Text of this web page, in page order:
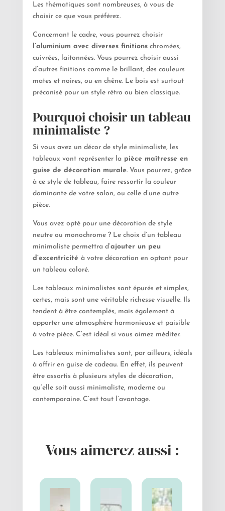
Les thématiques sont nombreuses, à vous de
choisir ce que vous préférez.
Concernant le cadre, vous pourrez choisir
’aluminium avec diverses finitionschromées,
cuivrées, laitonnées. Vous pourrez choisir aussi
d’autres finitions comme le brillant, des couleurs
mates et noires, ou en chêne. Le bois est surtout
préconisé pour un style rétro ou bien classique.
Pourquoi choisir un tableau
minimaliste ?
Si vous avez un décor de style minimaliste, les
tableaux vont représenter lapièce maîtresse en
guise de décoration murale. Vous pourrez, grâce
à ce style de tableau, faire ressortir la couleur
dominante de votre salon, ou celle d’une autre
pièce.
Vous avez opté pour une décoration de style
neutre ou monochrome ? Le choix d’un tableau
minimaliste permettra d’ajouter un peu
d’excentricité à votre décoration en optant pour
un tableau coloré.
Les tableaux minimalistes sont épurés et simples,
certes, mais sont une véritable richesse visuelle. Ils
tendent à être contemplés, mais également à
apporter une atmosphère harmonieuse et paisible
à votre pièce. C’est idéal si vous aimez méditer.
Les tableaux minimalistes sont, par ailleurs, idéals
à offrir en guise de cadeau. En effet, ils peuvent
être assortis à plusieurs styles de décoration,
qu’elle soit aussi minimaliste, moderne ou
contemporaine. C’est tout l’avantage.
Vous aimerez aussi :